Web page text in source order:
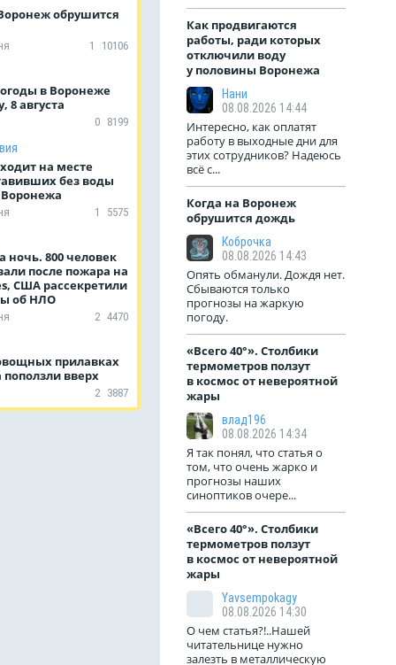
обрушится
1 10106
в Воронеже
8 августа
0 8199
на месте
без воды
1 5575
ночь. 800 человек
после пожара на
США рассекретили
об НЛО
2 4470
прилавках
вверх
2 3887
Как продвигаются
работы, ради которых
отключили воду
у половины Воронежа
Нани
08.08.2026 14:44
Интересно, как оплатят
работу в выходные дни для
этих сотрудников? Надеюсь
всё с...
Когда на Воронеж
обрушится дождь
Коброчка
08.08.2026 14:43
Опять обманули. Дождя нет.
Сбываются только
прогнозы на жаркую
погоду.
«Всего 40°». Столбики
термометров ползут
в космос от невероятной
жары
влад196
08.08.2026 14:34
Я так понял, что статья о
том, что очень жарко и
прогнозы наших
синоптиков очере...
«Всего 40°». Столбики
термометров ползут
в космос от невероятной
жары
Yavsempokagy
08.08.2026 14:30
О чем статья?!..Нашей
читательнице нужно
залезть в металлическую